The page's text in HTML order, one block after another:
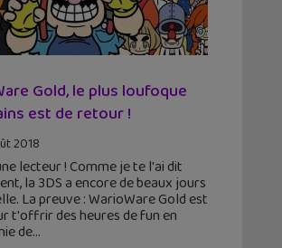
Gold, le plus loufoque
est de retour !
2018
lecteur ! Comme je te l'ai dit
la 3DS a encore de beaux jours
La preuve : WarioWare Gold est
t'offrir des heures de fun en
de